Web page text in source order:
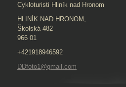
Cykloturisti Hliník nad Hronom
HLINÍK NAD HRONOM,
Školská 482
966 01
+421918946592
DDfoto1@gmail.com